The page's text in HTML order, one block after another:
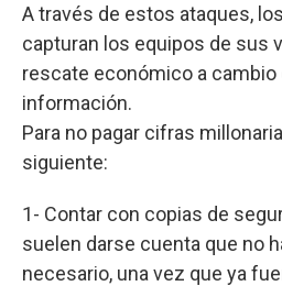
A través de estos ataques,
capturan los equipos de sus
rescate económico a cambio
información.
Para no pagar cifras
siguiente:
1- Contar con copias de
suelen darse cuenta que no
necesario, una vez que ya